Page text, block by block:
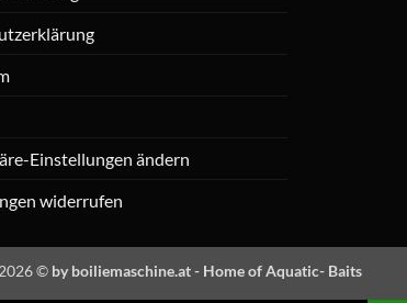
Einstellungen ändern
widerrufen
© by boiliemaschine.at - Home of Aquatic- Baits